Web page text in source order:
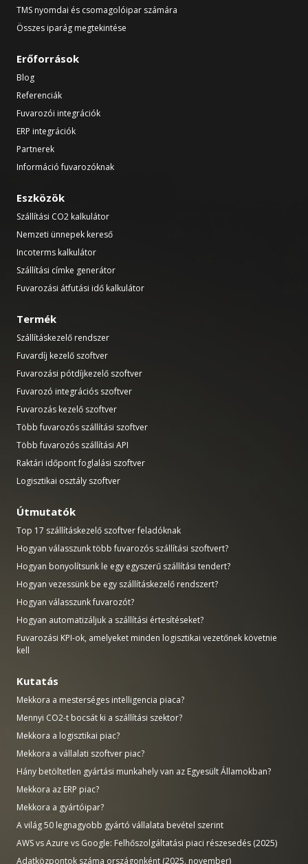
TMS nyomdai és csomagolóipar számára
Összes iparág megtekintése
Erőforrások
Blog
Referenciák
Fuvarozói integrációk
ERP integrációk
Partnerek
Információ fuvarozóknak
Eszközök
Szállítási CO2 kalkulátor
Nemzeti ünnepek kereső
Incoterms kalkulátor
Szállítási címke generátor
Fuvarozási átfutási idő kalkulátor
Termék
Szállításkezelő rendszer
Fuvardíj kezelő szoftver
Fuvarozási pótdíjkezelő szoftver
Fuvarozó integrációs szoftver
Fuvarozás kezelő szoftver
Több fuvarozós szállítási szoftver
Több fuvarozós szállítási API
Raktári időpont foglalási szoftver
Logisztikai osztály szoftver
Útmutatók
Top 17 szállításkezelő szoftver feladóknak
Hogyan válasszunk több fuvarozós szállítási szoftvert?
Hogyan bonyolítsunk le egy egyszerű szállítási tendert?
Hogyan vezessünk be egy szállításkezelő rendszert?
Hogyan válasszunk fuvarozót?
Hogyan automatizáljuk a szállítási értesítéseket?
Fuvarozási KPI-ok, amelyeket minden logisztikai vezetőnek követnie
kell
Kutatás
Mekkora a mesterséges intelligencia piaca?
Mennyi CO2-t bocsát ki a szállítási szektor?
Mekkora a logisztikai piac?
Mekkora a vállalati szoftver piac?
Hány betöltetlen gyártási munkahely van az Egyesült Államokban?
Mekkora az ERP piac?
Mekkora a gyártóipar?
A világ 50 legnagyobb gyártó vállalata bevétel szerint
AWS vs Azure vs Google: Felhőszolgáltatási piaci részesedés (2025)
Adatközpontok száma országonként (2025. november)